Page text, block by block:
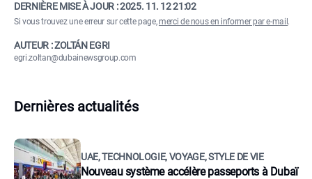
DERNIÈRE MISE À JOUR :2025. 11. 12 21:02
Si vous trouvez une erreur sur cette page,merci de nous en informer par e-mail .
AUTEUR : ZOLTÁN EGRI
egri.zoltan@dubainewsgroup.com
Dernières actualités
UAE, TECHNOLOGIE, VOYAGE, STYLE DE VIE
Nouveau système accélère passeports à Dubaï